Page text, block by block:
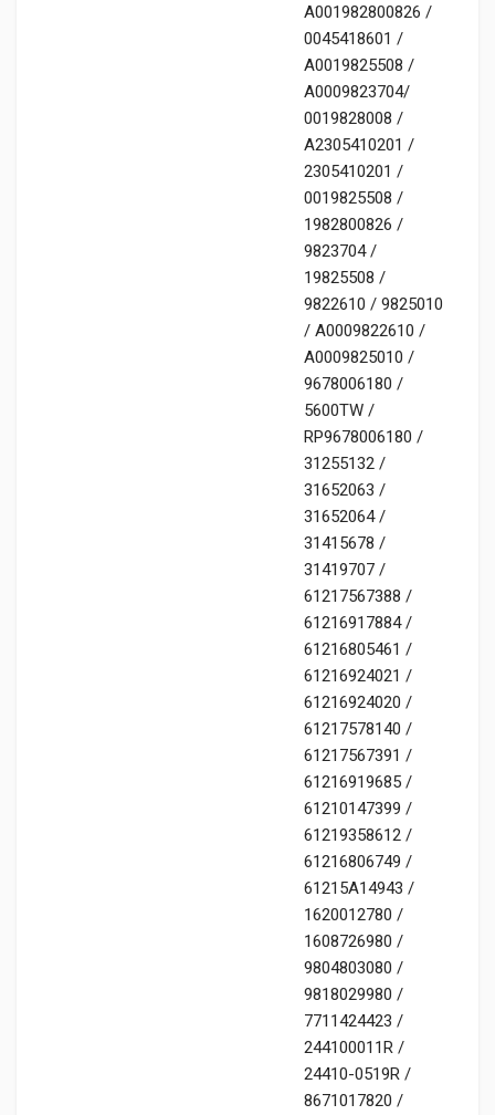
A001982800826 /
0045418601 /
A0019825508 /
A0009823704/
0019828008 /
A2305410201 /
2305410201 /
0019825508 /
1982800826 /
9823704 /
19825508 /
9822610 / 9825010
/ A0009822610 /
A0009825010 /
9678006180 /
5600TW /
RP9678006180 /
31255132 /
31652063 /
31652064 /
31415678 /
31419707 /
61217567388 /
61216917884 /
61216805461 /
61216924021 /
61216924020 /
61217578140 /
61217567391 /
61216919685 /
61210147399 /
61219358612 /
61216806749 /
61215A14943 /
1620012780 /
1608726980 /
9804803080 /
9818029980 /
7711424423 /
244100011R /
24410-0519R /
8671017820 /